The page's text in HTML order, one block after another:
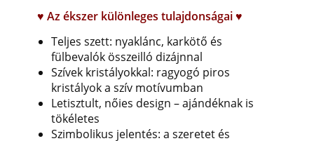
♥ Az ékszer különleges tulajdonságai ♥
Teljes szett: nyaklánc, karkötő és
fülbevalók összeilló dizájnnal
Szívek kristályokkal: ragyogó piros
kristályok a szív motívumban
Letisztult, nőies design – ajándéknak is
tökéletes
Szimbolikus jelentés: a szeretet és